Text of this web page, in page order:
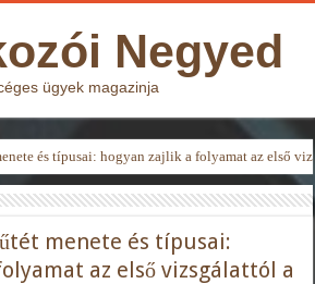
Negyed
ügyek magazinja
és típusai: hogyan zajlik a folyamat az első
menete és típusai:
az első vizsgálattól a